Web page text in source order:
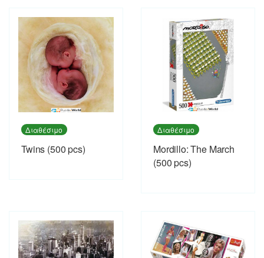
Διαθέσιμο
Twins (500 pcs)
Διαθέσιμο
Mordillo: The March
(500 pcs)